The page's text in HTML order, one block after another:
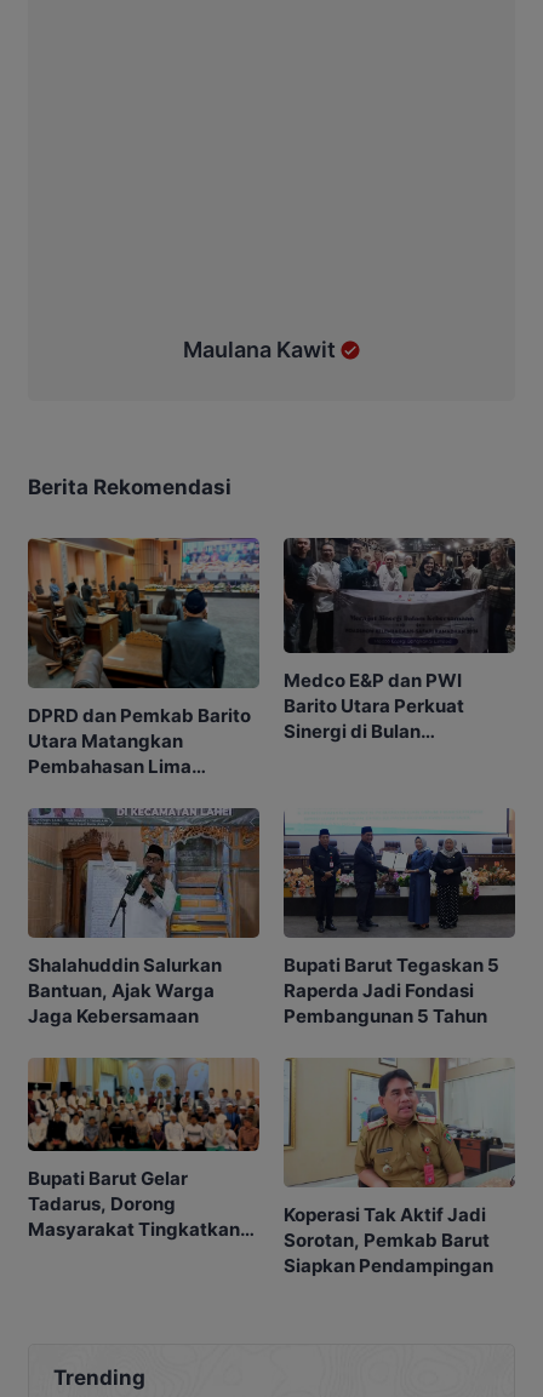
Maulana Kawit
Berita Rekomendasi
DPRD dan Pemkab Barito
Utara Matangkan
Pembahasan Lima
Medco E&P dan PWI
Barito Utara Perkuat
Sinergi di Bulan
Shalahuddin Salurkan
Bantuan, Ajak Warga
Jaga Kebersamaan
Bupati Barut Tegaskan 5
Raperda Jadi Fondasi
Pembangunan 5 Tahun
Bupati Barut Gelar
Tadarus, Dorong
Masyarakat Tingkatkan
Koperasi Tak Aktif Jadi
Sorotan, Pemkab Barut
Siapkan Pendampingan
Trending